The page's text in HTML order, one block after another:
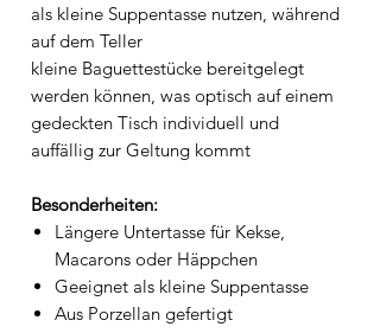
als kleine Suppentasse nutzen, während
auf dem Teller
kleine Baguettestücke bereitgelegt
werden können, was optisch auf einem
gedeckten Tisch individuell und
auffällig zur Geltung kommt
Besonderheiten:
Längere Untertasse für Kekse,
Macarons oder Häppchen
Geeignet als kleine Suppentasse
Aus Porzellan gefertigt